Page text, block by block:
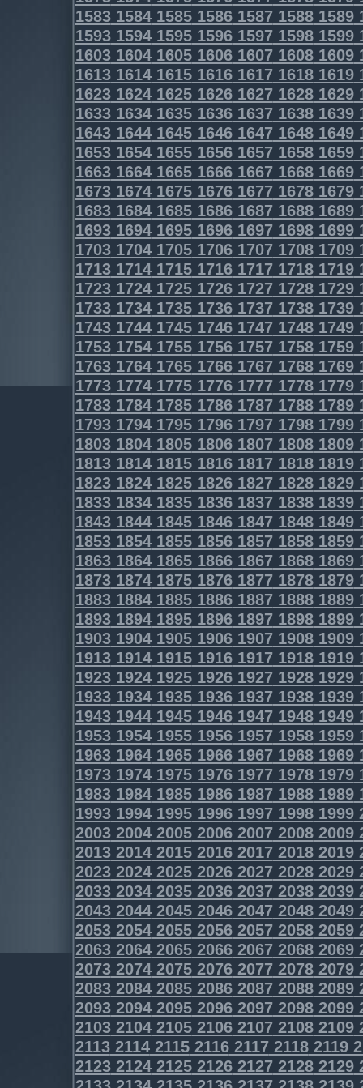
1583158415851586158715881589
1593159415951596159715981599
1603160416051606160716081609
1613161416151616161716181619
1623162416251626162716281629
1633163416351636163716381639
1643164416451646164716481649
1653165416551656165716581659
1663166416651666166716681669
1673167416751676167716781679
1683168416851686168716881689
1693169416951696169716981699
1703170417051706170717081709
1713171417151716171717181719
1723172417251726172717281729
1733173417351736173717381739
1743174417451746174717481749
1753175417551756175717581759
1763176417651766176717681769
1773177417751776177717781779
1783178417851786178717881789
1793179417951796179717981799
1803180418051806180718081809
1813181418151816181718181819
1823182418251826182718281829
1833183418351836183718381839
1843184418451846184718481849
1853185418551856185718581859
1863186418651866186718681869
1873187418751876187718781879
1883188418851886188718881889
1893189418951896189718981899
1903190419051906190719081909
1913191419151916191719181919
1923192419251926192719281929
1933193419351936193719381939
1943194419451946194719481949
1953195419551956195719581959
1963196419651966196719681969
1973197419751976197719781979
1983198419851986198719881989
1993199419951996199719981999
2003200420052006200720082009
2013201420152016201720182019
2023202420252026202720282029
2033203420352036203720382039
2043204420452046204720482049
2053205420552056205720582059
2063206420652066206720682069
2073207420752076207720782079
2083208420852086208720882089
2093209420952096209720982099
2103210421052106210721082109
2113211421152116211721182119
2123212421252126212721282129